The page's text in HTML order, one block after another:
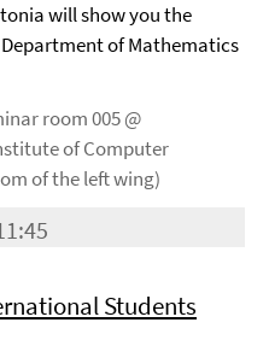
will show you the
of Mathematics
room 005 @
of Computer
of the left wing)
Students